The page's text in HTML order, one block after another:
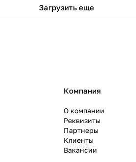
Загрузить еще
Компания
О компании
Реквизиты
Партнеры
Клиенты
Вакансии